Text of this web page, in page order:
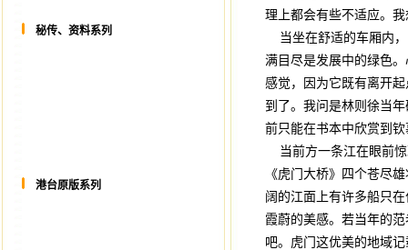
秘传、资料系列
港台原版系列
理上都会有些不适应。
当坐在舒适的车厢内，
满目尽是发展中的绿色
感觉，因为它既有离开
到了。我问是林则徐当
前只能在书本中欣赏到
当前方一条江在眼前惊
《虎门大桥》四个苍尽
阔的江面上有许多船只
霞蔚的美感。若当年的
吧。虎门这优美的地域